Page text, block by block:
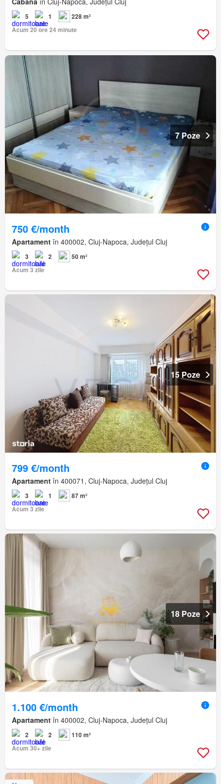
5 1
228 m²
Acum 20 ore 24 minute
7 Poze
750 €/month
Apartament în 400002, Cluj-Napoca, Județul Cluj
3 2
50 m²
Acum 3 zile
15 Poze
799 €/month
Apartament în 400071, Cluj-Napoca, Județul Cluj
3 1
87 m²
Acum 3 zile
18 Poze
1.100 €/month
Apartament în 400002, Cluj-Napoca, Județul Cluj
2 2
110 m²
Acum 30+ zile